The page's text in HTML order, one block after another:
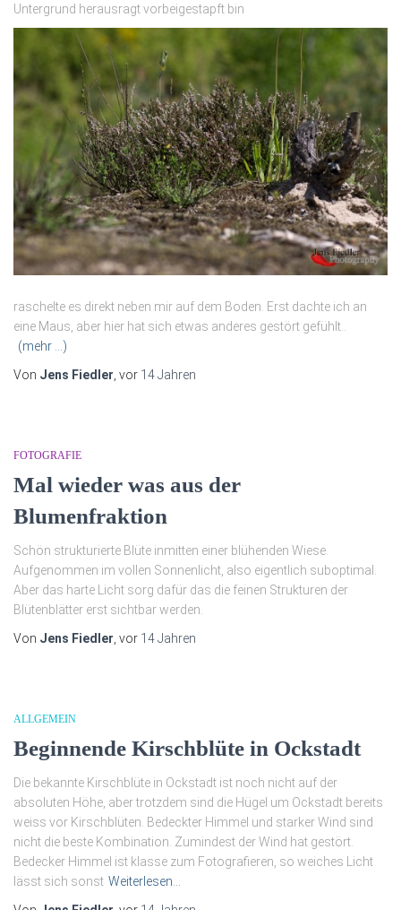
Untergrund herausragt vorbeigestapft bin
raschelte es direkt neben mir auf dem Boden. Erst dachte ich an
eine Maus, aber hier hat sich etwas anderes gestört gefühlt..
(mehr …)
Von Jens Fiedler, vor 14 Jahren
FOTOGRAFIE
Mal wieder was aus der
Blumenfraktion
Schön strukturierte Blüte inmitten einer blühenden Wiese.
Aufgenommen im vollen Sonnenlicht, also eigentlich suboptimal.
Aber das harte Licht sorg dafür das die feinen Strukturen der
Blütenblätter erst sichtbar werden.
Von Jens Fiedler, vor 14 Jahren
ALLGEMEIN
Beginnende Kirschblüte in Ockstadt
Die bekannte Kirschblüte in Ockstadt ist noch nicht auf der
absoluten Höhe, aber trotzdem sind die Hügel um Ockstadt bereits
weiss vor Kirschblüten. Bedeckter Himmel und starker Wind sind
nicht die beste Kombination. Zumindest der Wind hat gestört.
Bedecker Himmel ist klasse zum Fotografieren, so weiches Licht
lässt sich sonst Weiterlesen…